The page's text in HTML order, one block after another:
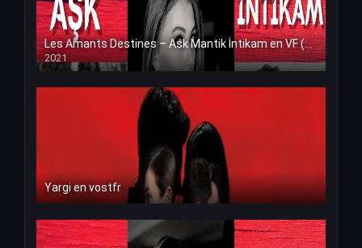
Les Amants Destines – Ask Mantik İntikam en VF (Voix Francaise)
2021
Yargi en vostfr